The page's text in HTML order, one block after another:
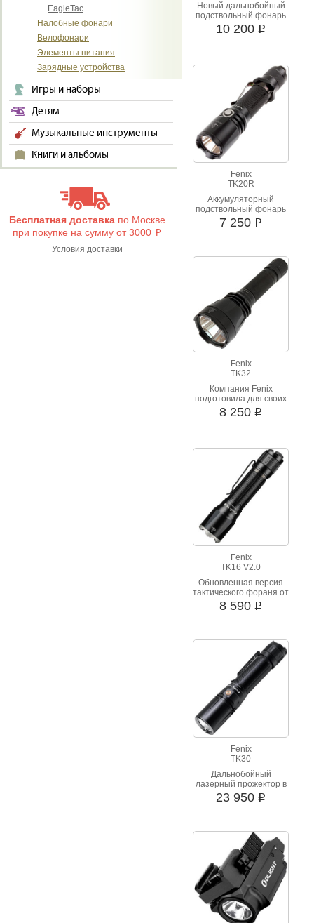
EagleTac
Налобные фонари
Велофонари
Элементы питания
Зарядные устройства
Игры и наборы
Детям
Музыкальные инструменты
Книги и альбомы
Бесплатная доставкапо Москве
при покупке на сумму от 3000 i
Условия доставки
Новый дальнобойный
подствольный фонарь
10 200 i
Fenix
TK20R
Аккумуляторный
подствольный фонарь
со световым потоком
1000 люмен и портом
дистанция более 300
7 250 i
Fenix
TK32
Компания Fenix
подготовила для своих
поклонников из числа
охотников и рыболовов
фонарь с мощным
светопотоком
основного (белого)
света и тремя
дополнительными,
цветными
светодиодами: синий,
красный и зеленый.
8 250 i
Fenix
TK16 V2.0
Обновленная версия
тактического фораня от
Феникс
8 590 i
Fenix
TK30
Дальнобойный
лазерный прожектор в
формате карманного
фонаря. Источник
метров!
23 950 i